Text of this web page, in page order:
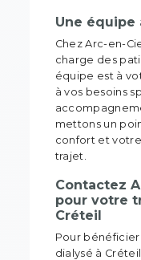
Une
Chez Arc-en-
charge des
équipe est à
à vos besoins
mettons un
confort et
trajet.
Contactez
pour votre
Créteil
Pour
dialysé à